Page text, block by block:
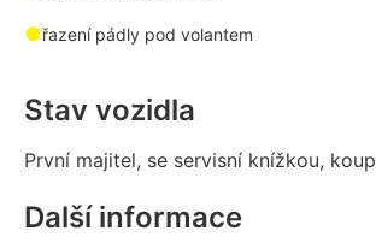
●řazení pádly pod volantem
Stav vozidla
První majitel, se servisní knížkou,
Další informace